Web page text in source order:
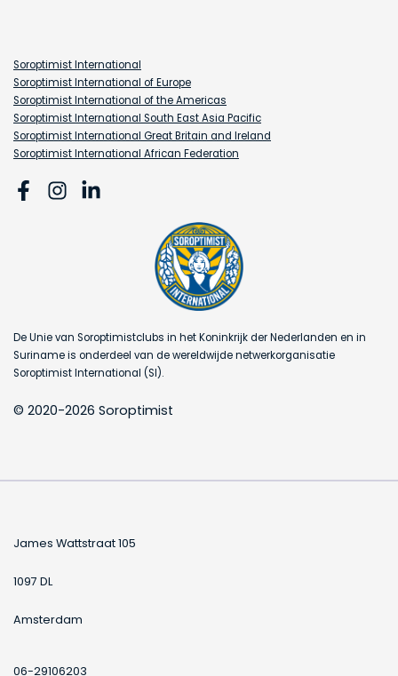
Soroptimist International
Soroptimist International of Europe
Soroptimist International of the Americas
Soroptimist International South East Asia Pacific
Soroptimist International Great Britain and Ireland
Soroptimist International African Federation
De Unie van Soroptimistclubs in het Koninkrijk der Nederlanden en in
Suriname is onderdeel van de wereldwijde netwerkorganisatie
Soroptimist International (SI).
© 2020-2026 Soroptimist
James Wattstraat 105
1097 DL
Amsterdam
06-29106203